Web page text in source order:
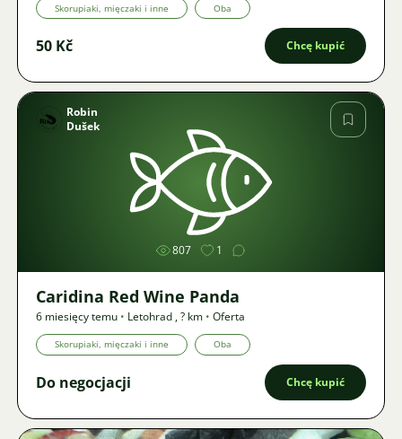
Skorupiaki, mięczaki i inne Oba
50 Kč Chcę kupić
Zdjęcie
Robin
Dušek
807 1
Caridina Red Wine Panda
6 miesięcy temu • Letohrad ,? km • Oferta
Skorupiaki, mięczaki i inne Oba
Do negocjacji Chcę kupić